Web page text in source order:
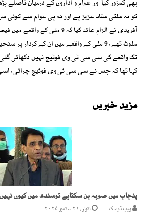
بھی کمزور کیا اور عوام و اداروں کے درمیان فاصلے
کو نہ ملکی مفاد عزیز ہے اور نہ ہی عوام سے کوئی
آفریدی نے الزام عائد کیا کہ 9
ملوث تھے، 9 مئی کے واقعے میں ان کے کردار
تک واقعے کی سی سی ٹی وی فوٹیج نہیں دکھائی
کہا تھا کہ جس نے سی سی ٹی وی فوٹیج چرائی، اسی نے 9 مئی
مزید خبریں
پنجاب میں صوبہ بن سکتاہے توسندھ میں کیوں
ویب ڈیسک اتوار, ۲۱ ستمبر ۲۰۲۵